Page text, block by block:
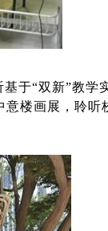
于“双新”教学
楼画展，聆听